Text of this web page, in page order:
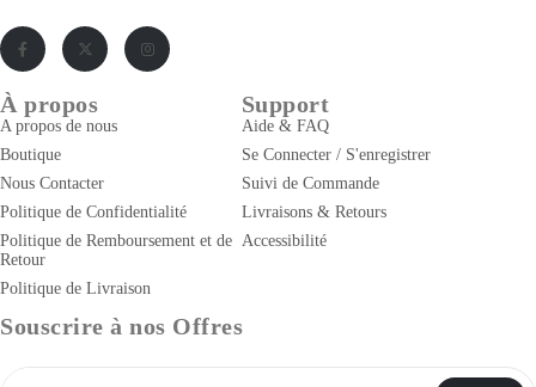
À propos
A propos de nous
Boutique
Nous Contacter
Politique de Confidentialité
Politique de Remboursement et de
Retour
Politique de Livraison
Support
Aide & FAQ
Se Connecter / S'enregistrer
Suivi de Commande
Livraisons & Retours
Accessibilité
Souscrire à nos Offres